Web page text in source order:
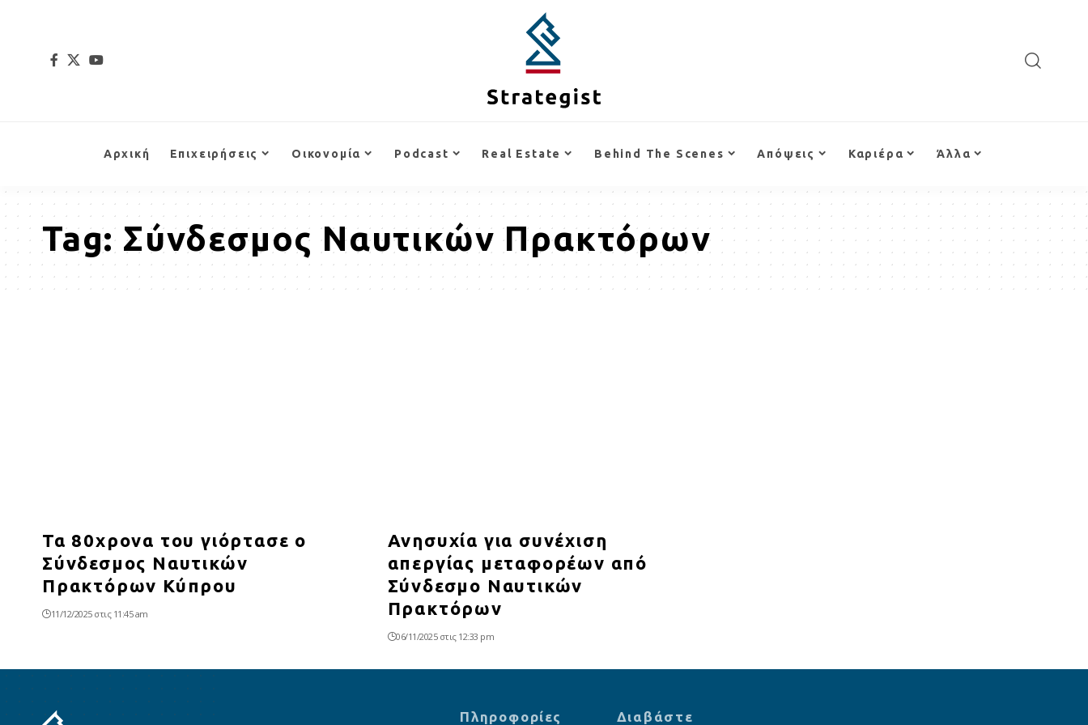
Αρχική Επιχειρήσεις Οικονομία Podcast Real Estate Behind The Scenes Απόψεις Καριέρα Άλλα
Tag: Σύνδεσμος Ναυτικών Πρακτόρων
Τα 80χρονα του γιόρτασε ο
Σύνδεσμος Ναυτικών
Πρακτόρων Κύπρου
11/12/2025 στις 11:45 am
Ανησυχία για συνέχιση
απεργίας μεταφορέων από
Σύνδεσμο Ναυτικών
Πρακτόρων
06/11/2025 στις 12:33 pm
Πληροφορίες Διαβάστε